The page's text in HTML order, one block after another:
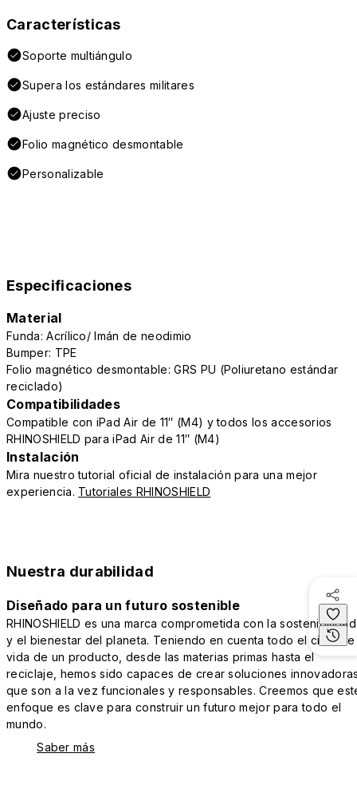
Características
Soporte multiángulo
Supera los estándares militares
Ajuste preciso
Folio magnético desmontable
Personalizable
Especificaciones
Material
Funda: Acrílico/ Imán de neodimio
Bumper: TPE
Folio magnético desmontable: GRS PU (Poliuretano estándar
reciclado)
Compatibilidades
Compatible con iPad Air de 11″ (M4) y todos los accesorios
RHINOSHIELD para iPad Air de 11″ (M4)
Instalación
Mira nuestro tutorial oficial de instalación para una mejor
experiencia. Tutoriales RHINOSHIELD
Nuestra durabilidad
Diseñado para un futuro sostenible
RHINOSHIELD es una marca comprometida con la sostenibilidad
y el bienestar del planeta. Teniendo en cuenta todo el ciclo de
vida de un producto, desde las materias primas hasta el
reciclaje, hemos sido capaces de crear soluciones
que son a la vez funcionales y responsables. Creemos que
enfoque es clave para construir un futuro mejor para todo el
mundo.
Saber más